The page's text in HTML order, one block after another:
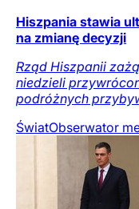
Hiszpania stawia
na zmianę decyzji
Rząd Hiszpanii
niedzieli
podróżnych
ŚwiatObserwator